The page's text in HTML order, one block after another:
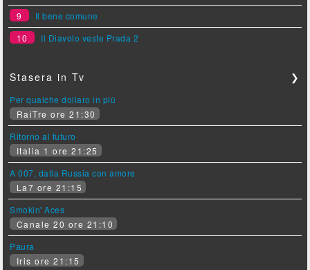
9
Il bene comune
10
Il Diavolo veste Prada 2
Stasera in Tv ❯
Per qualche dollaro in più
RaiTre ore 21:30
Ritorno al futuro
Italia 1 ore 21:25
A 007, dalla Russia con amore
La7 ore 21:15
Smokin' Aces
Canale 20 ore 21:10
Paura
Iris ore 21:15